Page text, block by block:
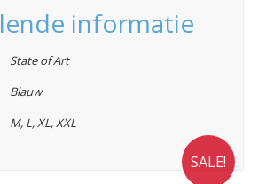
SALE!
informatie
State of Art
Blauw
M, L,XL,XXL